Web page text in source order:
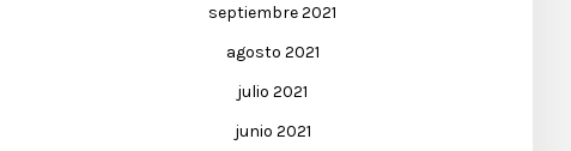
septiembre 2021
agosto 2021
julio 2021
junio 2021